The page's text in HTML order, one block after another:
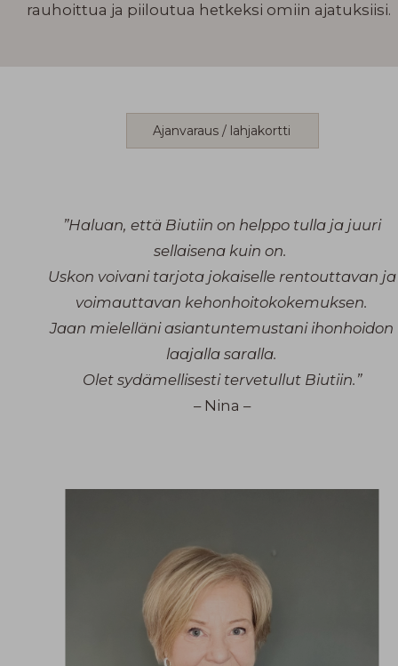
rauhoittua ja piiloutua hetkeksi omiin ajatuksiisi.
Ajanvaraus / lahjakortti
”Haluan, että Biutiin on helppo tulla ja juuri
sellaisena kuin on.
Uskon voivani tarjota jokaiselle rentouttavan ja
voimauttavan kehonhoitokokemuksen.
Jaan mielelläni asiantuntemustani ihonhoidon
laajalla saralla.
Olet sydämellisesti tervetullut Biutiin.”
– Nina –